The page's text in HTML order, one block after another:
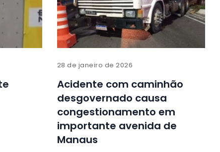
28 de janeiro de 2026
Acidente com caminhão
desgovernado causa
congestionamento em
importante avenida de
Manaus